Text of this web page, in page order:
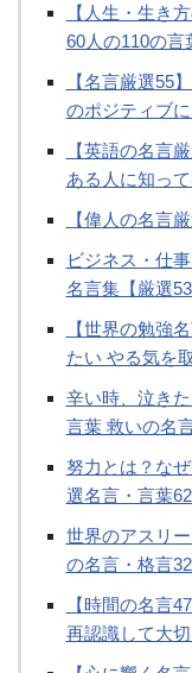
【人生・生き
60人の110の言
【名言厳選55
のポジティブ
【英語の名言
ある人に知っ
【偉人の名言
ビジネス・仕
名言集【厳選53
【世界の勉強
たい やる気を
辛い時、泣き
言葉 救いの名
努力とは？な
選名言・言葉62
世界のアスリ
の名言・格言32
【時間の名言
再認識して大